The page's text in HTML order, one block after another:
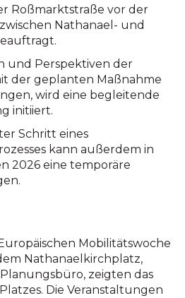
Roßmarktstraße vor der
Nathanael- und
und Perspektiven der
der geplanten Maßnahme
wird eine begleitende
initiiert.
Schritt eines
kann außerdem in
2026 eine temporäre
Mobilitätswoche
Nathanaelkirchplatz,
zeigten das
Die Veranstaltungen